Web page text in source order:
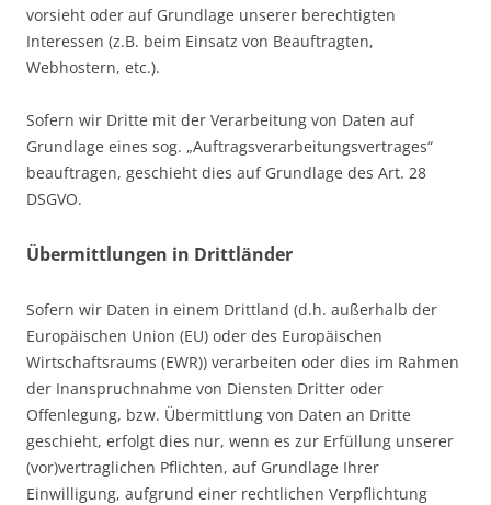
vorsieht oder auf Grundlage unserer berechtigten
Interessen (z.B. beim Einsatz von Beauftragten,
Webhostern, etc.).
Sofern wir Dritte mit der Verarbeitung von Daten auf
Grundlage eines sog. „Auftragsverarbeitungsvertrages“
beauftragen, geschieht dies auf Grundlage des Art. 28
DSGVO.
Übermittlungen in Drittländer
Sofern wir Daten in einem Drittland (d.h. außerhalb der
Europäischen Union (EU) oder des Europäischen
Wirtschaftsraums (EWR)) verarbeiten oder dies im Rahmen
der Inanspruchnahme von Diensten Dritter oder
Offenlegung, bzw. Übermittlung von Daten an Dritte
geschieht, erfolgt dies nur, wenn es zur Erfüllung unserer
(vor)vertraglichen Pflichten, auf Grundlage Ihrer
Einwilligung, aufgrund einer rechtlichen Verpflichtung